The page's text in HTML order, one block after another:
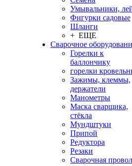
Умывальники,
Фигурки садовые
Шланги
+ ЕЩЕ
Сварочное
Горелки к
баллончику
горелки
Зажимы, клеммы,
держатели
Манометры
Маска сварщика,
стёкла
Мундштуки
Припой
Редуктора
Резаки
Сварочная